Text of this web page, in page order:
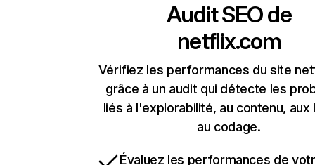
Audit SEO de
netflix.com
Vérifiez les performances du site
grâce à un audit qui détecte les
liés à l'explorabilité, au contenu, aux
au codage.
Évaluez les performances de